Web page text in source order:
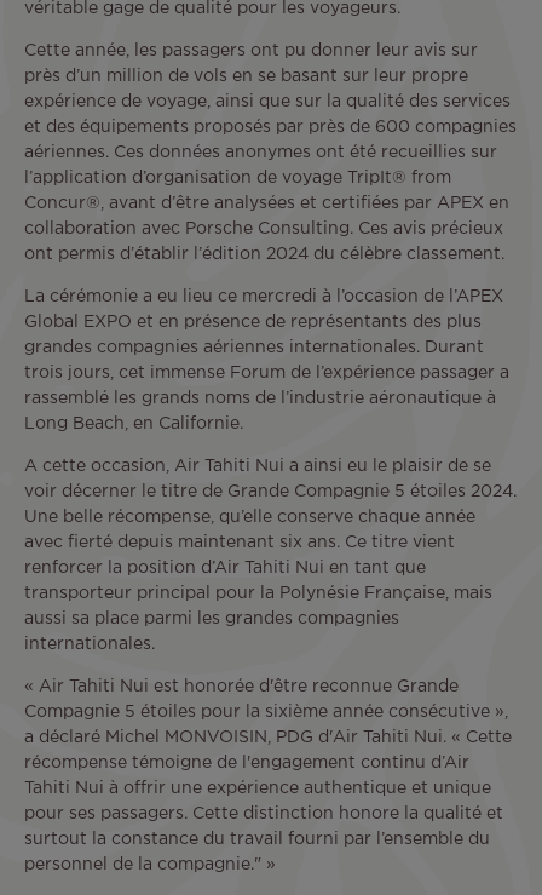
véritable gage de qualité pour les voyageurs.
Cette année, les passagers ont pu donner leur avis sur
près d’un million de vols en se basant sur leur propre
expérience de voyage, ainsi que sur la qualité des services
et des équipements proposés par près de 600 compagnies
aériennes. Ces données anonymes ont été recueillies sur
l’application d’organisation de voyage TripIt® from
Concur®, avant d’être analysées et certifiées par APEX en
collaboration avec Porsche Consulting. Ces avis précieux
ont permis d’établir l’édition 2024 du célèbre classement.
La cérémonie a eu lieu ce mercredi à l’occasion de l’APEX
Global EXPO et en présence de représentants des plus
grandes compagnies aériennes internationales. Durant
trois jours, cet immense Forum de l’expérience passager a
rassemblé les grands noms de l’industrie aéronautique à
Long Beach, en Californie.
A cette occasion, Air Tahiti Nui a ainsi eu le plaisir de se
voir décerner le titre de Grande Compagnie 5 étoiles 2024.
Une belle récompense, qu’elle conserve chaque année
avec fierté depuis maintenant six ans. Ce titre vient
renforcer la position d’Air Tahiti Nui en tant que
transporteur principal pour la Polynésie Française, mais
aussi sa place parmi les grandes compagnies
internationales.
« Air Tahiti Nui est honorée d'être reconnue Grande
Compagnie 5 étoiles pour la sixième année consécutive »,
a déclaré Michel MONVOISIN, PDG d'Air Tahiti Nui. « Cette
récompense témoigne de l'engagement continu d’Air
Tahiti Nui à offrir une expérience authentique et unique
pour ses passagers. Cette distinction honore la qualité et
surtout la constance du travail fourni par l’ensemble du
personnel de la compagnie." »